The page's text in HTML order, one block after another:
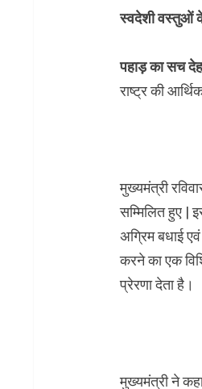
स्वदेशी वस्तुओं
पहाड़ का सच
राष्ट्र की
मुख्यमंत्री
सम्मिलित हुए |
अग्रिम बधाई
करने का एक
प्रेरणा देता है।
मुख्यमंत्री ने